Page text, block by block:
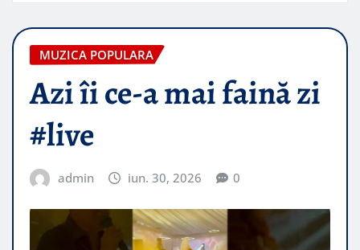
MUZICA POPULARA
Azi îi ce-a mai faină zi
#live
admin iun. 30, 2026 0